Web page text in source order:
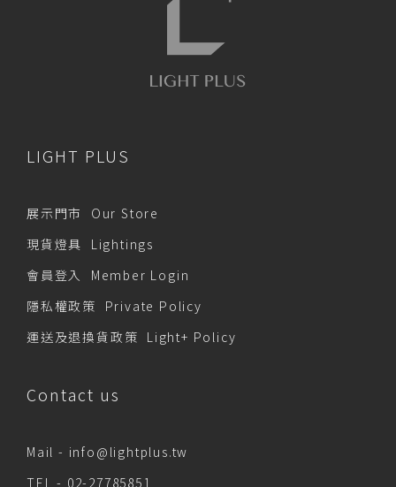
LIGHT PLUS
展示門市 Our Store
現貨燈具 Lightings
會員登入 Member Login
隱私權政策 Private Policy
運送及退換貨政策 Light+ Policy
Contact us
Mail - info@lightplus.tw
TEL - 02-27785851